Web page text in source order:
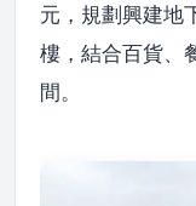
元，規劃興建地
樓，結合百貨、
間。